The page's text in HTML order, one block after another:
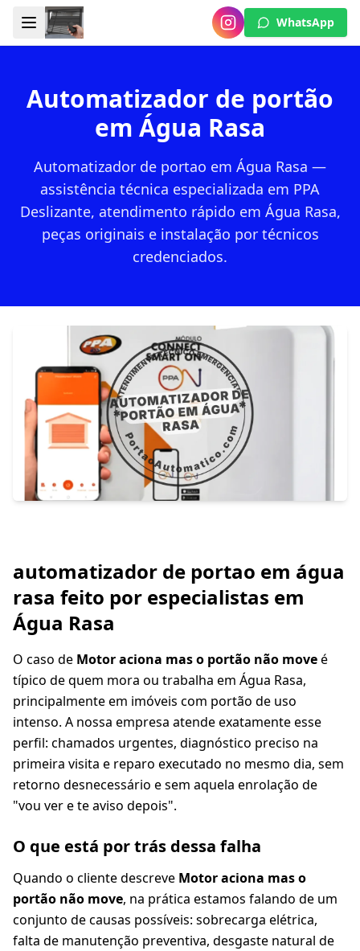
WhatsApp
Automatizador de portão
em Água Rasa
Automatizador de portao em Água Rasa —
assistência técnica especializada em PPA
Deslizante, atendimento rápido em Água Rasa,
peças originais e instalação por técnicos
credenciados.
automatizador de portao em água
rasa feito por especialistas em
Água Rasa
O caso de Motor aciona mas o portão não moveé
típico de quem mora ou trabalha em Água Rasa,
principalmente em imóveis com portão de uso
intenso. A nossa empresa atende exatamente esse
perfil: chamados urgentes, diagnóstico preciso na
primeira visita e reparo executado no mesmo dia, sem
retorno desnecessário e sem aquela enrolação de
"vou ver e te aviso depois".
O que está por trás dessa falha
Quando o cliente descreve Motor aciona mas o
portão não move, na prática estamos falando de um
conjunto de causas possíveis: sobrecarga elétrica,
falta de manutenção preventiva, desgaste natural de